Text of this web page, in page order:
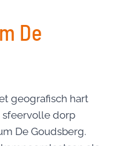
De
geografisch hart
sfeervolle dorp
De Goudsberg.